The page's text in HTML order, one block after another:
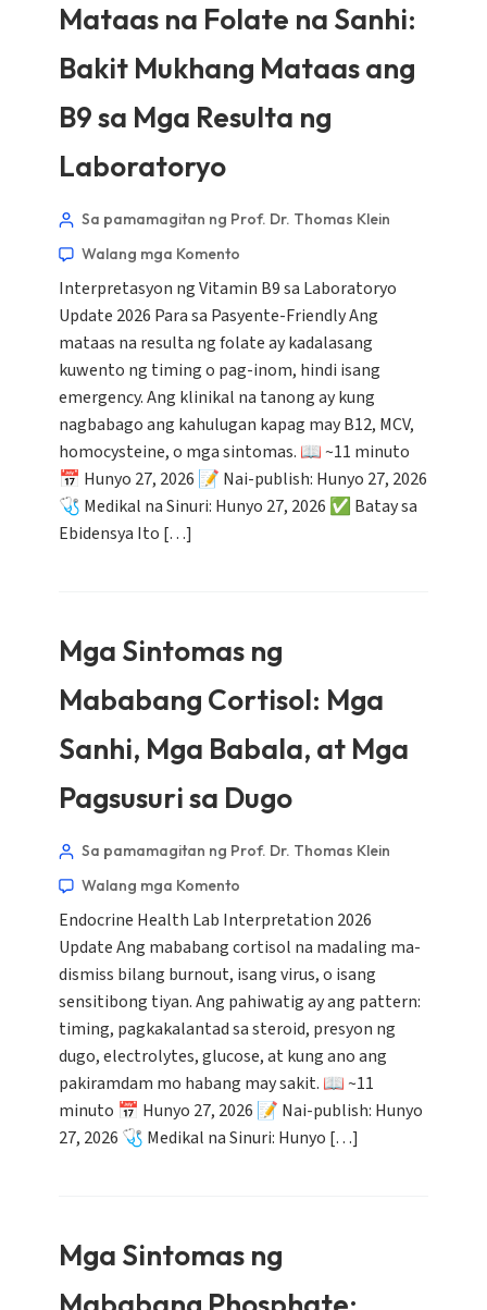
Mataas na Folate na Sanhi:
Bakit Mukhang Mataas ang
B9 sa Mga Resulta ng
Laboratoryo
Sa pamamagitan ng Prof. Dr. Thomas Klein
Walang mga Komento
Interpretasyon ng Vitamin B9 sa Laboratoryo
Update 2026 Para sa Pasyente-Friendly Ang
mataas na resulta ng folate ay kadalasang
kuwento ng timing o pag-inom, hindi isang
emergency. Ang klinikal na tanong ay kung
nagbabago ang kahulugan kapag may B12, MCV,
homocysteine, o mga sintomas. 📖 ~11 minuto
📅 Hunyo 27, 2026 📝 Nai-publish: Hunyo 27, 2026
🩺 Medikal na Sinuri: Hunyo 27, 2026 ✅ Batay sa
Ebidensya Ito […]
Mga Sintomas ng
Mababang Cortisol: Mga
Sanhi, Mga Babala, at Mga
Pagsusuri sa Dugo
Sa pamamagitan ng Prof. Dr. Thomas Klein
Walang mga Komento
Endocrine Health Lab Interpretation 2026
Update Ang mababang cortisol na madaling ma-
dismiss bilang burnout, isang virus, o isang
sensitibong tiyan. Ang pahiwatig ay ang pattern:
timing, pagkakalantad sa steroid, presyon ng
dugo, electrolytes, glucose, at kung ano ang
pakiramdam mo habang may sakit. 📖 ~11
minuto 📅 Hunyo 27, 2026 📝 Nai-publish: Hunyo
27, 2026 🩺 Medikal na Sinuri: Hunyo […]
Mga Sintomas ng